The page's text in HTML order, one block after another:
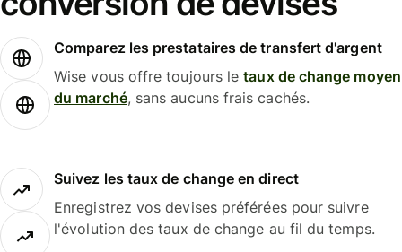
Comparez les prestataires de transfert d'argent
Wise vous offre toujours letaux de change moyen
du marché, sans aucuns frais cachés.
Suivez les taux de change en direct
Enregistrez vos devises préférées pour suivre
l'évolution des taux de change au fil du temps.